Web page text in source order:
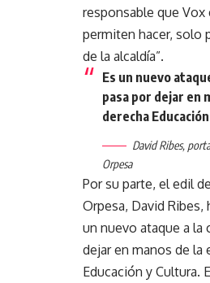
responsable que
permiten hacer, solo
de la alcaldía”.
Es un nuevo
pasa por dejar en
derecha
David Ribes,
Orpesa
Por su parte, el edil
Orpesa, David Ribes,
un nuevo ataque a la
dejar en manos de la
Educación y Cultura.